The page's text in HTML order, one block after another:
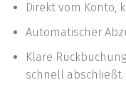
Direkt vom Konto,
Automatischer
Klare
schnell abschließt.